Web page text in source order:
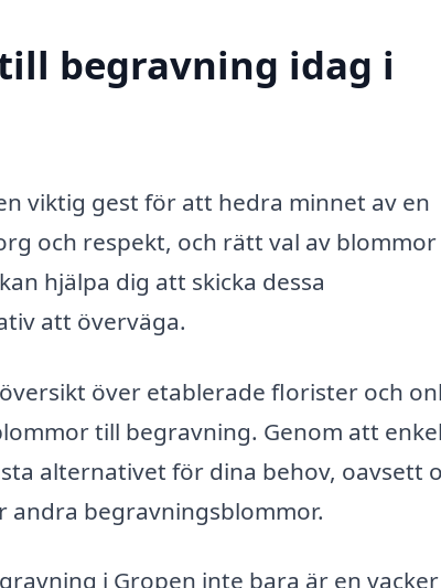
begravning idag i
viktig gest för att hedra minnet av en
och respekt, och rätt val av
hjälpa dig att skicka dessa
att överväga.
över etablerade florister och
till begravning. Genom att
alternativet för dina behov, oavsett
andra begravningsblommor.
i Gropen inte bara är en